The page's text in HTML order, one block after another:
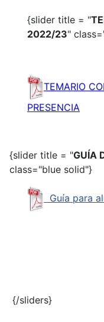
{slider title = "
2022/23"
TEMARIO
PRESENCIA
{slider title = "GUÍA
class="blue solid"}
Guía para
{/sliders}